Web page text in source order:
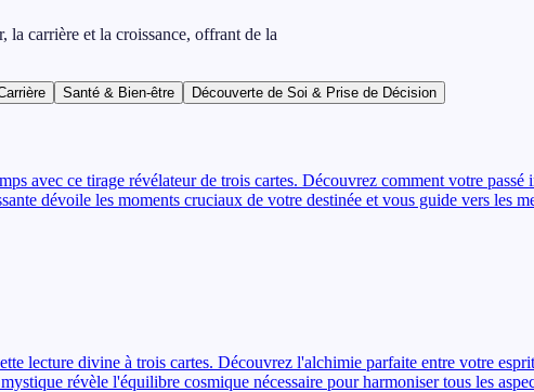
la carrière et la croissance, offrant de la
Santé & Bien-être Découverte de Soi & Prise de Décision
avec ce tirage révélateur de trois cartes. Découvrez comment votre passé
dévoile les moments cruciaux de votre destinée et vous guide vers les
lecture divine à trois cartes. Découvrez l'alchimie parfaite entre votre
révèle l'équilibre cosmique nécessaire pour harmoniser tous les